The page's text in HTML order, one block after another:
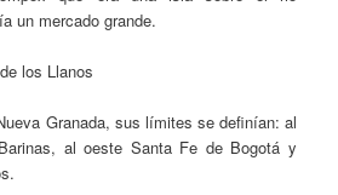
un mercado grande.
los Llanos
Granada, sus límites se definían: al
al oeste Santa Fe de Bogotá y